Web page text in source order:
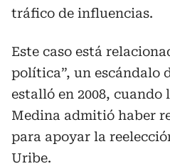
tráfico de influencias.
Este caso está
política”, un escándalo
estalló en 2008,
Medina admitió haber
para apoyar la
Uribe.